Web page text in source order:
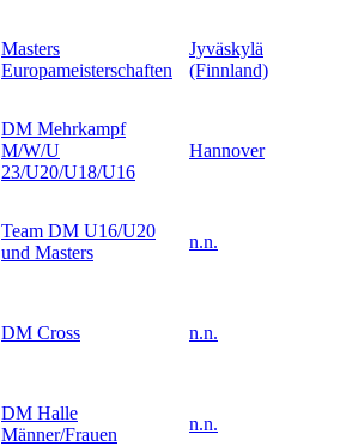
Masters
Europameisterschaften
Jyväskylä
(Finnland)
DM Mehrkampf
M/W/U
23/U20/U18/U16
Hannover
Team DM U16/U20
und Masters
n.n.
DM Cross n.n.
DM Halle
Männer/Frauen
n.n.